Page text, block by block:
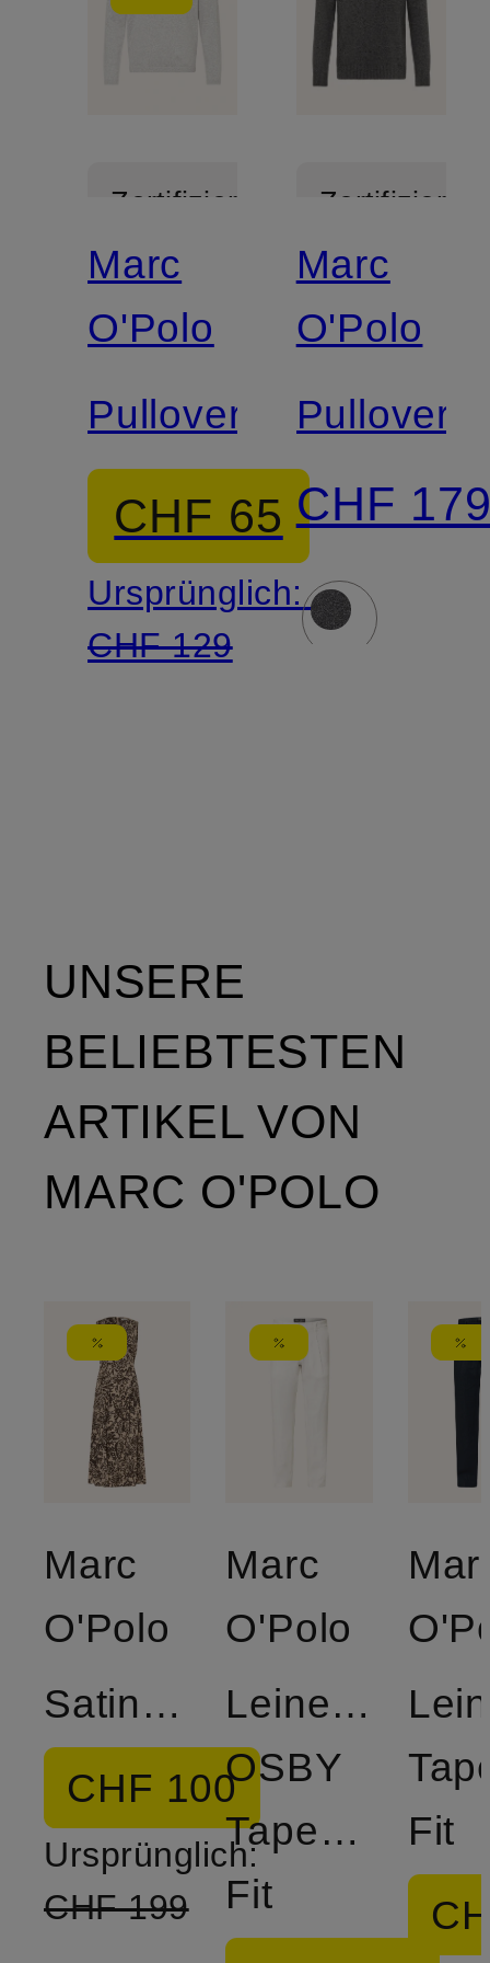
Zertifiziert
Marc
O'Polo
Pullover
CHF 65
Ursprünglich:
CHF 129
Zertifiziert
Marc
O'Polo
Pullover
CHF
UNSERE
BELIEBTESTEN
ARTIKEL VON
MARC O'POLO
Marc
O'Polo
Satinkleid
CHF 100
Ursprünglich:
CHF 199
Marc
O'Polo
Leinenchino
OSBY
Tapered
Fit
Fit